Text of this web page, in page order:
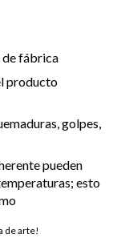
fábrica
producto
golpes,
pueden
esto
de arte!